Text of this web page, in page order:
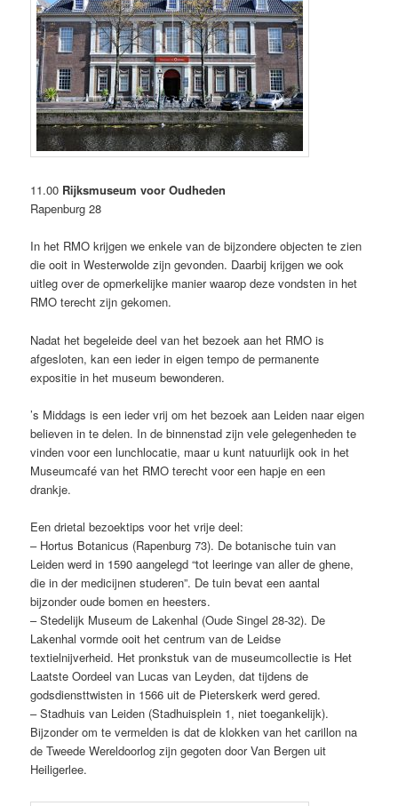
11.00 Rijksmuseum voor Oudheden
Rapenburg 28
In het RMO krijgen we enkele van de bijzondere objecten te zien
die ooit in Westerwolde zijn gevonden. Daarbij krijgen we ook
uitleg over de opmerkelijke manier waarop deze vondsten in het
RMO terecht zijn gekomen.
Nadat het begeleide deel van het bezoek aan het RMO is
afgesloten, kan een ieder in eigen tempo de permanente
expositie in het museum bewonderen.
’s Middags is een ieder vrij om het bezoek aan Leiden naar eigen
believen in te delen. In de binnenstad zijn vele gelegenheden te
vinden voor een lunchlocatie, maar u kunt natuurlijk ook in het
Museumcafé van het RMO terecht voor een hapje en een
drankje.
Een drietal bezoektips voor het vrije deel:
– Hortus Botanicus (Rapenburg 73). De botanische tuin van
Leiden werd in 1590 aangelegd “tot leeringe van aller de ghene,
die in der medicijnen studeren”. De tuin bevat een aantal
bijzonder oude bomen en heesters.
– Stedelijk Museum de Lakenhal (Oude Singel 28-32). De
Lakenhal vormde ooit het centrum van de Leidse
textielnijverheid. Het pronkstuk van de museumcollectie is Het
Laatste Oordeel van Lucas van Leyden, dat tijdens de
godsdiensttwisten in 1566 uit de Pieterskerk werd gered.
– Stadhuis van Leiden (Stadhuisplein 1, niet toegankelijk).
Bijzonder om te vermelden is dat de klokken van het carillon na
de Tweede Wereldoorlog zijn gegoten door Van Bergen uit
Heiligerlee.